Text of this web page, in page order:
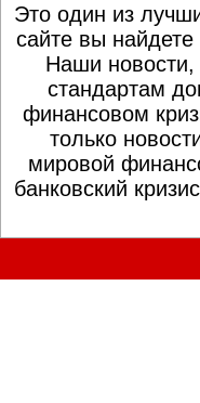
Это один из
сайте вы
Наши
стандартам
финансовом
только
мировой
банковский